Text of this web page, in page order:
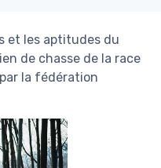
et les aptitudes du
de chasse de la race
la fédération